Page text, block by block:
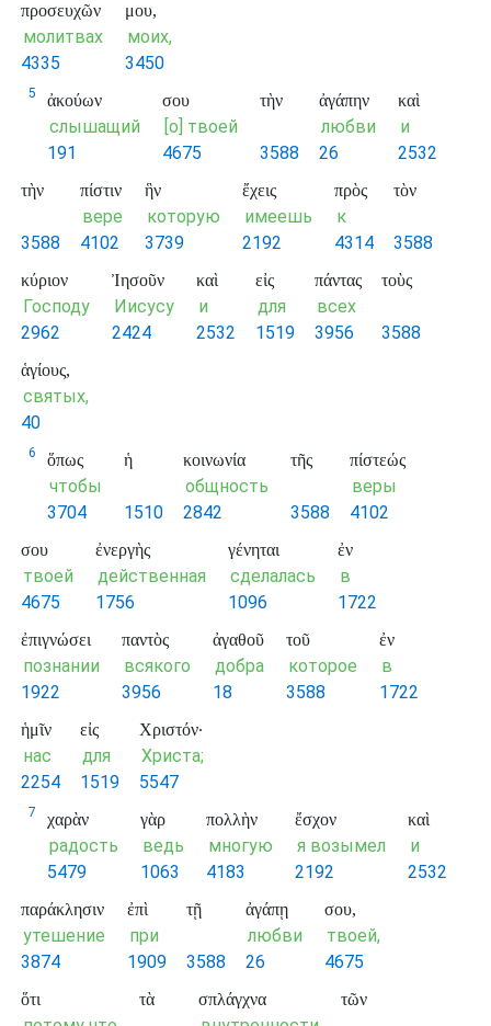
προσευχῶν
молитвах
4335
μου,
моих,
3450
5 ἀκούων
слышащий
191
σου
[о] твоей
4675
τὴν
3588
ἀγάπην
любви
26
καὶ
и
2532
τὴν
3588
πίστιν
вере
4102
ἣν
которую
3739
ἔχεις
имеешь
2192
πρὸς
к
4314
τὸν
3588
κύριον
Господу
2962
Ἰησοῦν
Иисусу
2424
καὶ
и
2532
εἰς
для
1519
πάντας
всех
3956
τοὺς
3588
ἁγίους,
святых,
40
6 ὅπως
чтобы
3704
ἡ
1510
κοινωνία
общность
2842
τῆς
3588
πίστεώς
веры
4102
σου
твоей
4675
ἐνεργὴς
действенная
1756
γένηται
сделалась
1096
ἐν
в
1722
ἐπιγνώσει
познании
1922
παντὸς
всякого
3956
ἀγαθοῦ
добра
18
τοῦ
которое
3588
ἐν
в
1722
ἡμῖν
нас
2254
εἰς
для
1519
Χριστόν·
Христа;
5547
7 χαρὰν
радость
5479
γὰρ
ведь
1063
πολλὴν
многую
4183
ἔσχον
я возымел
2192
καὶ
и
2532
παράκλησιν
утешение
3874
ἐπὶ
при
1909
τῇ
3588
ἀγάπῃ
любви
26
σου,
твоей,
4675
ὅτι τὰ σπλάγχνα τῶν